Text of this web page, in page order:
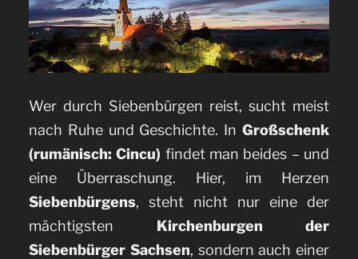
Wer durch Siebenbürgen reist, sucht meist
nach Ruhe und Geschichte. In Großschenk
(rumänisch: Cincu) findet man beides – und
eine Überraschung. Hier, im Herzen
Siebenbürgens, steht nicht nur eine der
mächtigsten Kirchenburgen der
Siebenbürger Sachsen, sondern auch einer